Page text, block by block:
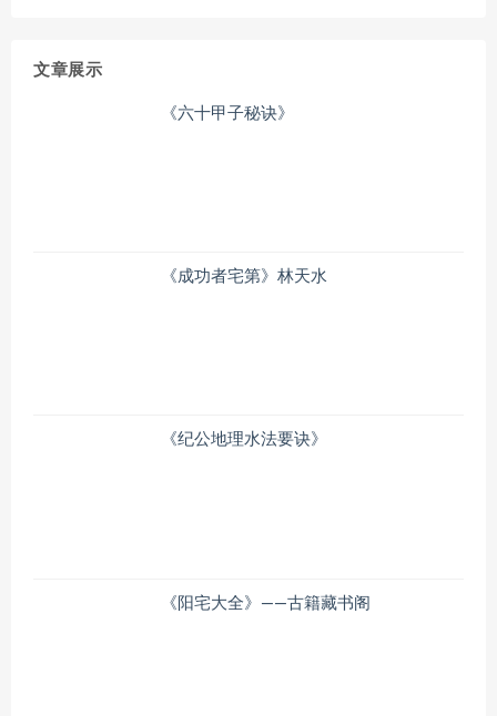
文章展示
《六十甲子秘诀》
《成功者宅第》林天水
《纪公地理水法要诀》
《阳宅大全》——古籍藏书阁